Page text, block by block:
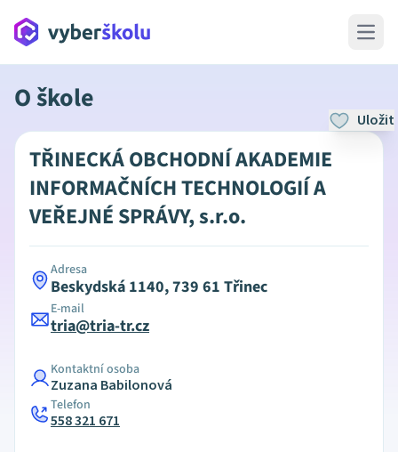
Open
O škole
Uložit
TŘINECKÁ OBCHODNÍ AKADEMIE
INFORMAČNÍCH TECHNOLOGIÍ A
VEŘEJNÉ SPRÁVY, s.r.o.
Adresa
Beskydská 1140, 739 61 Třinec
E-mail
tria@tria-tr.cz
Kontaktní osoba
Zuzana Babilonová
Telefon
558 321 671